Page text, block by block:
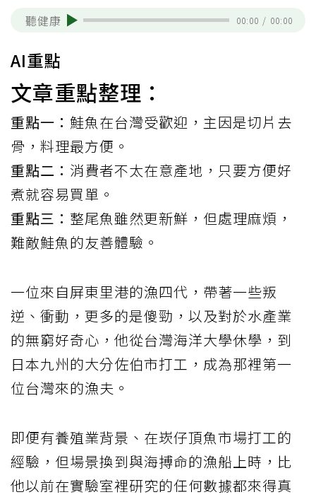
聽健康 00:00 / 00:00
AI重點
文章重點整理：
重點一： 鮭魚在台灣受歡迎，主因是切片去
骨，料理最方便。
重點二： 消費者不太在意產地，只要方便好
煮就容易買單。
重點三： 整尾魚雖然更新鮮，但處理麻煩，
難敵鮭魚的友善體驗。
一位來自屏東里港的漁四代，帶著一些叛
逆、衝動，更多的是傻勁，以及對於水產業
的無窮好奇心，他從台灣海洋大學休學，到
日本九州的大分佐伯市打工，成為那裡第一
位台灣來的漁夫。
即便有養殖業背景、在崁仔頂魚市場打工的
經驗，但場景換到與海搏命的漁船上時，比
他以前在實驗室裡研究的任何數據都來得真